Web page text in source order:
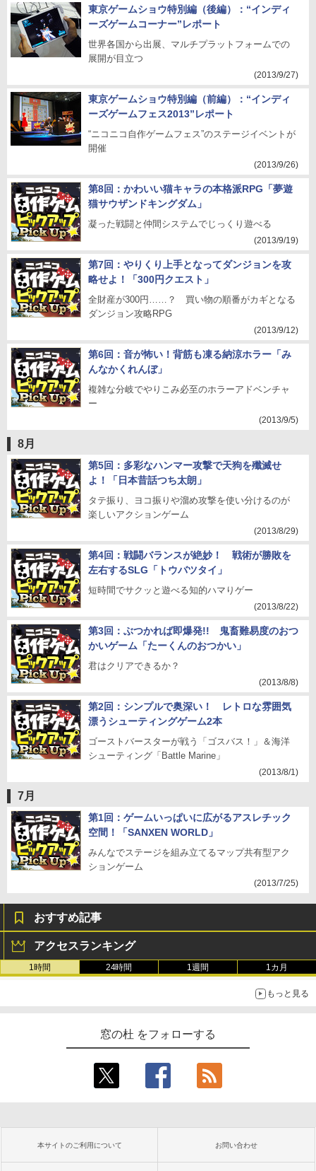
東京ゲームショウ特別編（後編）：“インディ
ーズゲームコーナー”レポート
世界各国から出展、マルチプラットフォームでの
展開が目立つ
(2013/9/27)
東京ゲームショウ特別編（前編）：“インディ
ーズゲームフェス2013”レポート
“ニコニコ自作ゲームフェス”のステージイベントが
開催
(2013/9/26)
第8回：かわいい猫キャラの本格派RPG「夢遊
猫サウザンドキングダム」
凝った戦闘と仲間システムでじっくり遊べる
(2013/9/19)
第7回：やりくり上手となってダンジョンを攻
略せよ！「300円クエスト」
全財産が300円……？ 買い物の順番がカギとなる
ダンジョン攻略RPG
(2013/9/12)
第6回：音が怖い！背筋も凍る納涼ホラー「み
んなかくれんぼ」
複雑な分岐でやりこみ必至のホラーアドベンチャ
ー
(2013/9/5)
8月
第5回：多彩なハンマー攻撃で天狗を殲滅せ
よ！「日本昔話つち太朗」
タテ振り、ヨコ振りや溜め攻撃を使い分けるのが
楽しいアクションゲーム
(2013/8/29)
第4回：戦闘バランスが絶妙！ 戦術が勝敗を
左右するSLG「トウバツタイ」
短時間でサクッと遊べる知的ハマりゲー
(2013/8/22)
第3回：ぶつかれば即爆発!! 鬼畜難易度のおつ
かいゲーム「たーくんのおつかい」
君はクリアできるか？
(2013/8/8)
第2回：シンプルで奥深い！ レトロな雰囲気
漂うシューティングゲーム2本
ゴーストバースターが戦う「ゴスバス！」＆海洋
シューティング「Battle Marine」
(2013/8/1)
7月
第1回：ゲームいっぱいに広がるアスレチック
空間！「SANXEN WORLD」
みんなでステージを組み立てるマップ共有型アク
ションゲーム
(2013/7/25)
おすすめ記事
アクセスランキング
1時間 24時間 1週間 1カ月
もっと見る
窓の杜 をフォローする
本サイトのご利用について お問い合わせ